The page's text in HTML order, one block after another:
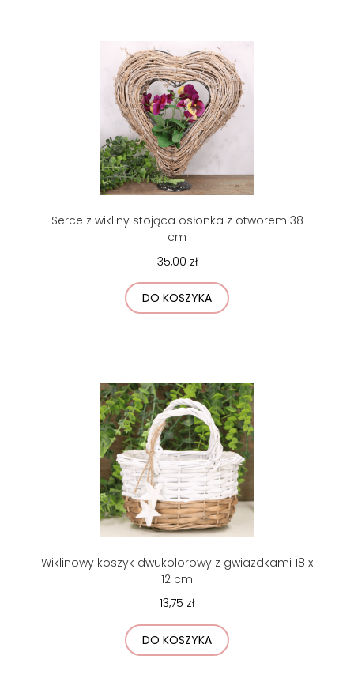
Serce z wikliny stojąca osłonka z otworem 38
cm
35,00 zł
DO KOSZYKA
Wiklinowy koszyk dwukolorowy z gwiazdkami 18 x
12 cm
13,75 zł
DO KOSZYKA